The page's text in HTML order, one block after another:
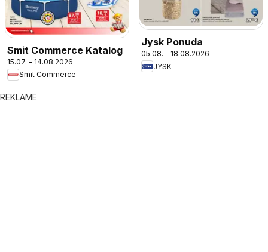
Smit Commerce Katalog
15.07. - 14.08.2026
Smit Commerce
Jysk Ponuda
05.08. - 18.08.2026
JYSK
REKLAME